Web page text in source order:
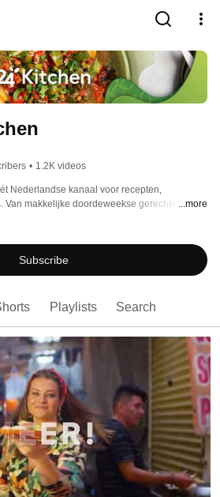
• 1.2K videos
Nederlandse kanaal voor recepten,
Van makkelijke doordeweekse gerechten tot
uitproberen.
...more
Subscribe
Playlists Search